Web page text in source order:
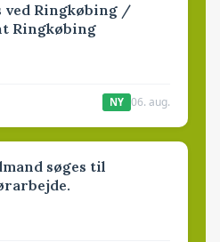
ved Ringkøbing /
Ringkøbing
NY 06. aug.
søges til